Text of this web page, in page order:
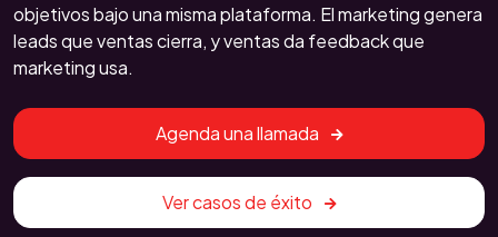
objetivos bajo una misma plataforma. El marketing genera
leads que ventas cierra, y ventas da feedback que
marketing usa.
Agenda una llamada
Ver casos de éxito